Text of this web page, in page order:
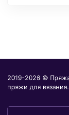
2019-2026 ©
пряжи для вязания.